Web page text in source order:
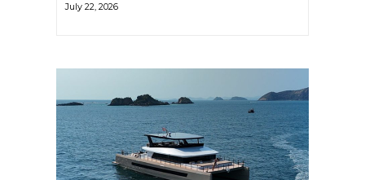
แหลมพันวา ทางตะวันออกเฉียงใต้ของเกาะ
July 22, 2026